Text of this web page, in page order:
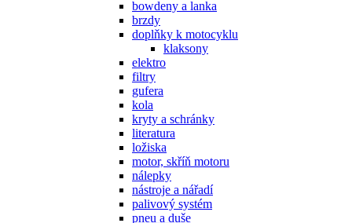
bowdeny a lanka
brzdy
doplňky k motocyklu
klaksony
elektro
filtry
gufera
kola
kryty a schránky
literatura
ložiska
motor, skříň motoru
nálepky
nástroje a nářadí
palivový systém
pneu a duše